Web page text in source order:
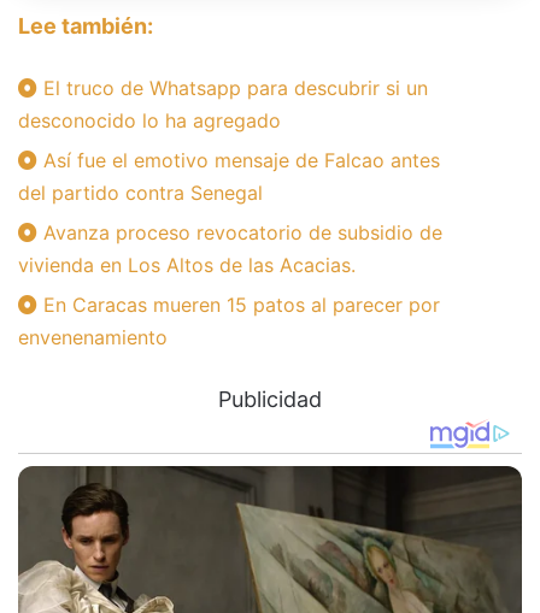
Lee también:
El truco de Whatsapp para descubrir si un
desconocido lo ha agregado
Así fue el emotivo mensaje de Falcao antes
del partido contra Senegal
Avanza proceso revocatorio de subsidio de
vivienda en Los Altos de las Acacias.
En Caracas mueren 15 patos al parecer por
envenenamiento
Publicidad